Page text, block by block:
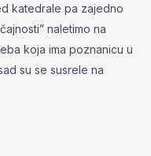
katedrale pa zajedno
naletimo na
koja ima poznanicu u
su se susrele na